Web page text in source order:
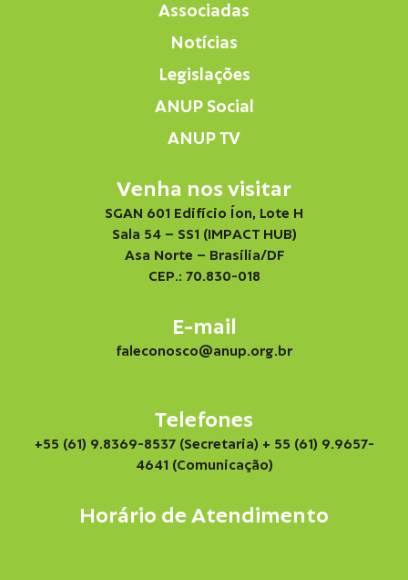
Associadas
Notícias
Legislações
ANUP Social
ANUP TV
Venha nos visitar
SGAN 601 Edifício Íon, Lote H
Sala 54 – SS1 (IMPACT HUB)
Asa Norte – Brasília/DF
CEP.: 70.830-018
E-mail
faleconosco@anup.org.br
Telefones
+55 (61) 9.8369-8537 (Secretaria) + 55 (61) 9.9657-
4641 (Comunicação)
Horário de Atendimento